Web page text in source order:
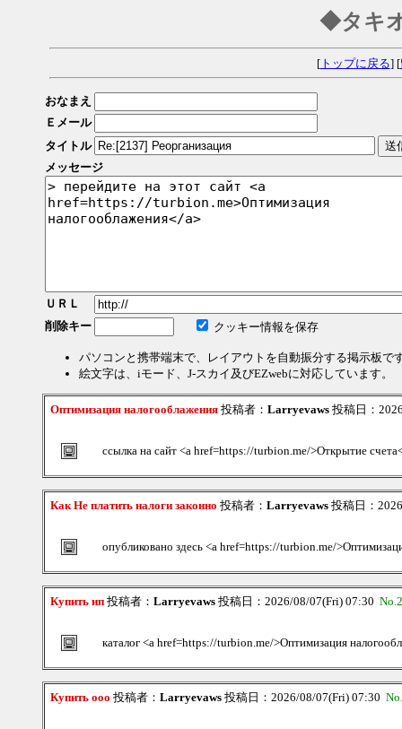
◆タキ
[トップに戻る] [
おなまえ
Ｅメール
タイトル
メッセージ
ＵＲＬ
削除キー
クッキー情報を保存
パソコンと携帯端末で、レイアウトを自動振分する掲示板で
絵文字は、iモード、J-スカイ及びEZwebに対応しています。
Оптимизация налогооблажения 投稿者： Larryevaws 投稿日：
ссылка на сайт <a href=https://turbion.me/>Открытие
Как Не платить налоги законно 投稿者： Larryevaws 投稿日：
опубликовано здесь <a href=https://turbion.me/
Купить ип 投稿者： Larryevaws 投稿日：2026/08/07(Fri) 07:30
каталог <a href=https://turbion.me/>Оптимизация
Купить ооо 投稿者： Larryevaws 投稿日：2026/08/07(Fri) 07:30